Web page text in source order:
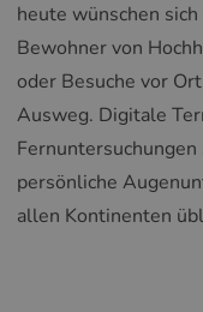
heute wünschen
Bewohner von
oder Besuche vor
Ausweg. Digitale
persönliche
allen Kontinenten